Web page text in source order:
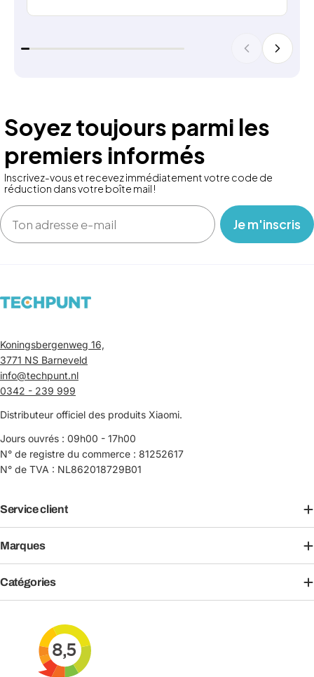
Soyez toujours parmi les
premiers informés
Inscrivez-vous et recevez immédiatement votre code de
réduction dans votre boîte mail !
Email
‎ ‎ ‎ Je m'inscris ‎ ‎ ‎
Koningsbergenweg 16,
3771 NS Barneveld
info@techpunt.nl
0342 - 239 999
Distributeur officiel des produits Xiaomi.
Jours ouvrés : 09h00 - 17h00
N° de registre du commerce : 81252617
N° de TVA : NL862018729B01
Service client
Marques
Catégories